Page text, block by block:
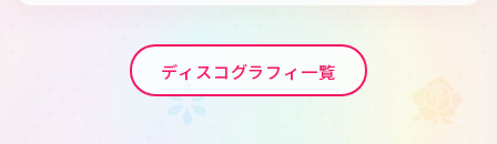
ディスコグラフィ一覧